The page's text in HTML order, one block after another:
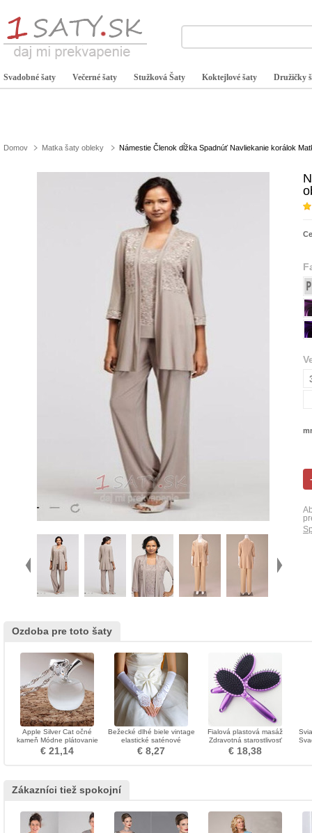
Svadobné šaty Večerné šaty Stužková Šaty Koktejlové šaty Družičky
Domov Matka šaty obleky Námestie Členok dĺžka Spadnúť Navliekanie korálok
Ozdoba pre toto šaty
Apple Silver Cat očné
kameň Módne plátovanie
krátky náhrdelník
€ 21,14
Bežecké dlhé biele vintage
elastické saténové
svadobné rukavice
€ 8,27
Fialová plastová masáž
Zdravotná starostlivosť
Oválna malá ozdoba
€ 18,38
Zákazníci tiež spokojní